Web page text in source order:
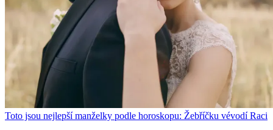
Toto jsou nejlepší manželky podle horoskopu: Žebříčku vévodí Raci